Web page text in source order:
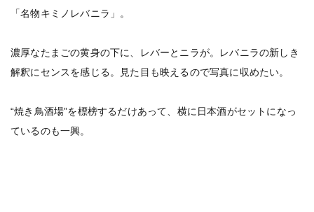
「名物キミノレバニラ」。
濃厚なたまごの黄身の下に、レバーとニラが。レバニラの新しき
解釈にセンスを感じる。見た目も映えるので写真に収めたい。
“焼き鳥酒場”を標榜するだけあって、横に日本酒がセットになっ
ているのも一興。